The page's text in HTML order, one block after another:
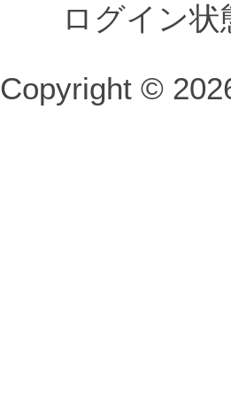
ログイン
Copyright ©